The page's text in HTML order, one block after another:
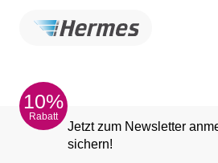
10%
Rabatt
Jetzt zum Newsletter
sichern!